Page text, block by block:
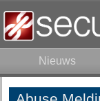
Nieuws